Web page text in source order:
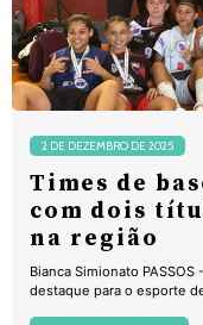
2 DE DEZEMBRO DE 2025
Times de
com dois
na região
Bianca Simionato
destaque para o esporte